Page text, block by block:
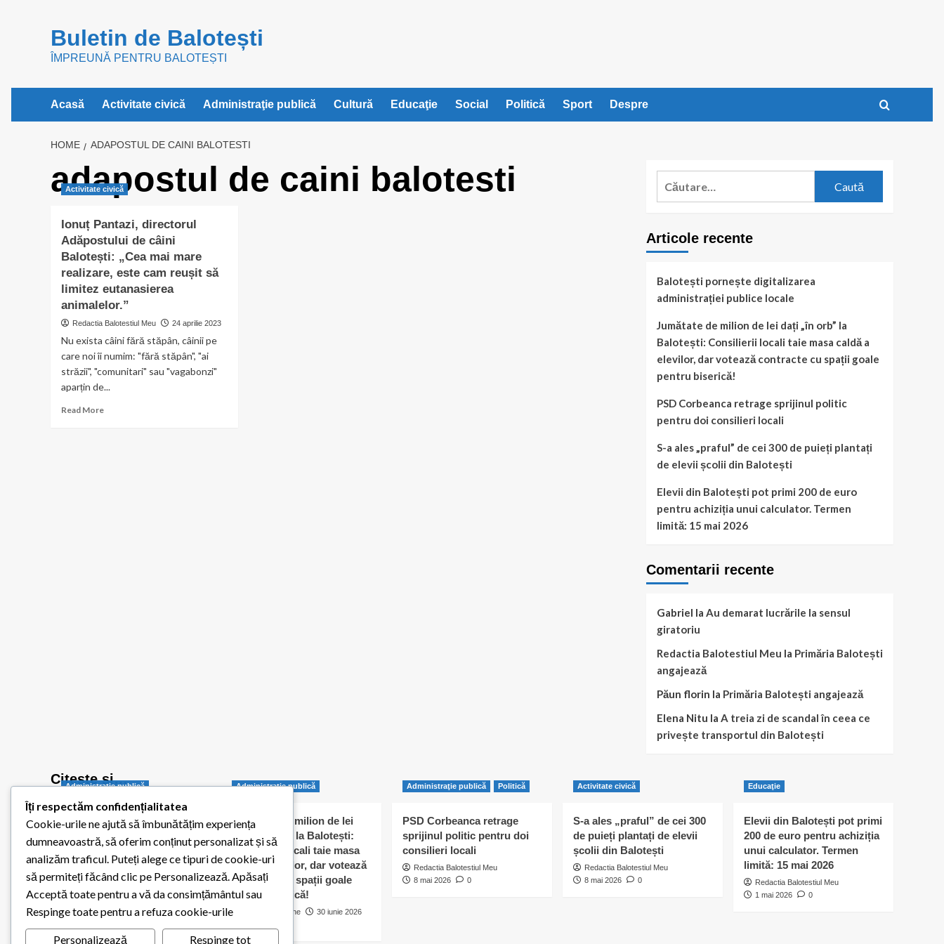
Buletin de Balotești
ÎMPREUNĂ PENTRU BALOTEȘTI
Acasă Activitate civică Administraţie publică Cultură Educaţie Social Politică Sport Despre
HOME ADAPOSTUL DE CAINI BALOTESTI
adapostul de caini balotesti
Activitate civică
Ionuț Pantazi, directorul
Adăpostului de câini
Balotești: „Cea mai mare
realizare, este cam reușit să
limitez eutanasierea
animalelor.”
Redactia Balotestiul Meu 24 aprilie 2023
Nu exista câini fără stăpân, câinii pe
care noi îi numim: "fără stăpân", "ai
străzii", "comunitari" sau "vagabonzi"
aparțin de...
Read MoreRead
Caută
Articole recente
Balotești pornește digitalizarea
administrației publice locale
Jumătate de milion de lei dați „în orb” la
Balotești: Consilierii locali taie masa caldă a
elevilor, dar votează contracte cu spații goale
pentru biserică!
PSD Corbeanca retrage sprijinul politic
pentru doi consilieri locali
S-a ales „praful” de cei 300 de puieți plantați
de elevii școlii din Balotești
Elevii din Balotești pot primi 200 de euro
pentru achiziția unui calculator. Termen
limită: 15 mai 2026
Comentarii recente
Gabriel la Au demarat lucrările la sensul
giratoriu
Redactia Balotestiul Meu la Primăria Balotești
angajează
Păun florin la Primăria Balotești angajează
Elena Nitu la A treia zi de scandal în ceea ce
privește transportul din Balotești
Citește și…
Administraţie publică
Balotești pornește
digitalizarea administrației
publice locale
Redactia Balotestiul Meu
26 iulie 2026
0
Administraţie publică
Jumătate de milion de lei
dați „în orb” la Balotești:
Consilierii locali taie masa
caldă a elevilor, dar votează
contracte cu spații goale
pentru biserică!
Cosmin Matache
30 iunie 2026
Administraţie publică Politică
PSD Corbeanca retrage
sprijinul politic pentru doi
consilieri locali
Redactia Balotestiul Meu
8 mai 2026
0
Activitate civică
S-a ales „praful” de cei 300
de puieți plantați de elevii
școlii din Balotești
Redactia Balotestiul Meu
8 mai 2026
0
Educaţie
Elevii din Balotești pot primi
200 de euro pentru achiziția
unui calculator. Termen
limită: 15 mai 2026
Redactia Balotestiul Meu
1 mai 2026
0
Îți respectăm confidențialitatea
Cookie-urile ne ajută să îmbunătățim experiența
dumneavoastră, să oferim conținut personalizat și să
analizăm traficul. Puteți alege ce tipuri de cookie-uri
să permiteți făcând clic pe Personalizează. Apăsați
Acceptă toate pentru a vă da consimțământul sau
Respinge toate pentru a refuza cookie-urile
Personalizează Respinge tot